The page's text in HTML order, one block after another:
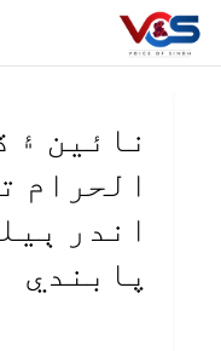
نائين ۽
الحرام
اندر
پابندي